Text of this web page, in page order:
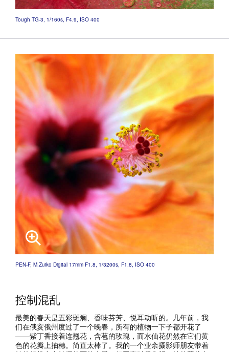
Tough TG-3, 1/160s, F4.9, ISO 400
PEN-F, M.Zuiko Digital 17mm F1.8, 1/3200s, F1.8, ISO 400
控制混乱
最美的春天是五彩斑斓、香味芬芳、悦耳动听的。几年前，我
们在俄亥俄州度过了一个晚春，所有的植物一下子都开花了
——紫丁香接着连翘花，含苞的玫瑰，而水仙花仍然在它们黄
色的花瓣上抽穗。简直太棒了。我的一个业余摄影师朋友带着